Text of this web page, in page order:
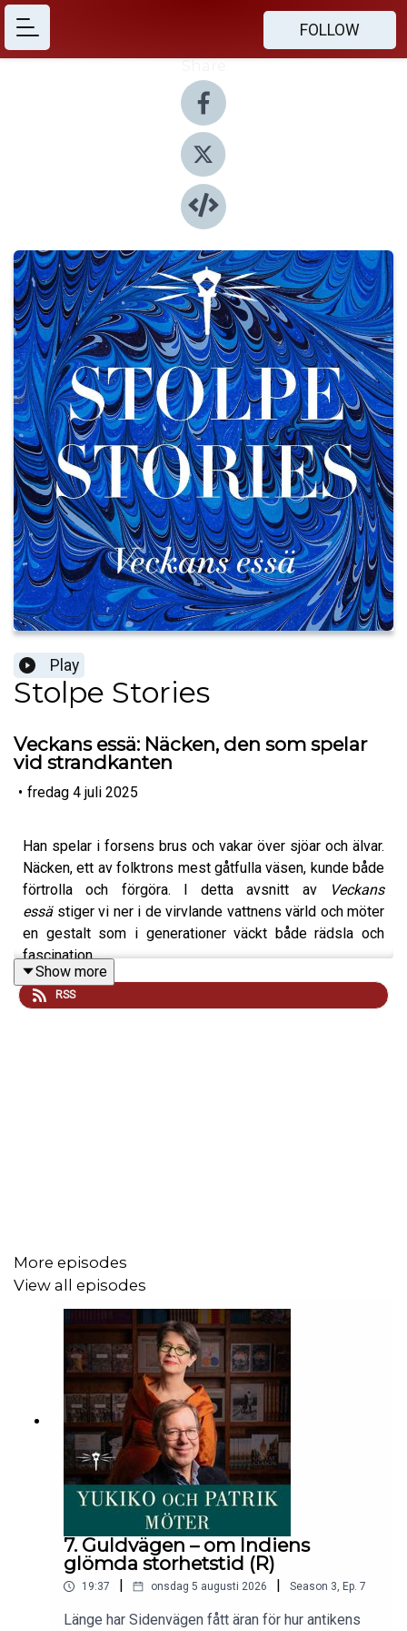
FOLLOW
Play
Stolpe Stories
Veckans essä: Näcken, den som spelar
vid strandkanten
• fredag 4 juli 2025
Han spelar i forsens brus och vakar över sjöar och älvar.
Näcken, ett av folktrons mest gåtfulla väsen, kunde både
förtrolla och förgöra. I detta avsnitt av
Veckans
essästiger vi ner i de virvlande vattnens värld och möter
en gestalt som i generationer väckt både rädsla och
fascination.
Vi får lära känna den lockande musikern, den lynniga
läromästaren och det formskiftande väsendet som
Uppläsare:Mimmi Kandler
Producent:Bokförlaget Stolpe
Show more
RSS
More episodes
View all episodes
7. Guldvägen – om Indiens
glömda storhetstid (R)
19:37 | onsdag 5 augusti 2026 | Season 3, Ep. 7
Länge har Sidenvägen fått äran för hur antikens